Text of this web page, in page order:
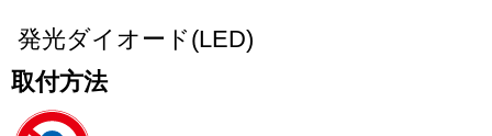
発光ダイオード(LED)
取付方法